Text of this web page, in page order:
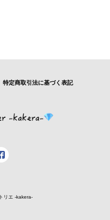
特定商取引法に基づく表記
リエ -kakera-